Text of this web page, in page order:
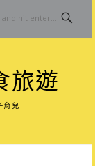
旅遊
育兒